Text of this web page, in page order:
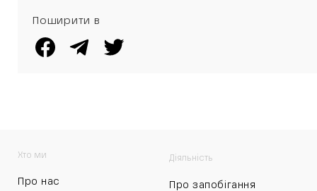
Поширити в
Хто ми
Про нас
Діяльність
Про запобігання